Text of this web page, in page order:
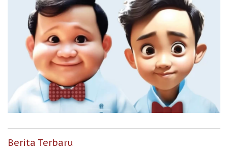
Berita Terbaru